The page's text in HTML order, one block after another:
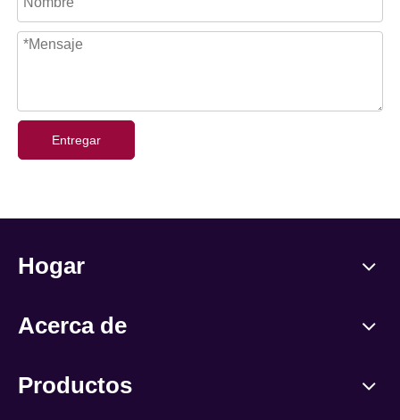
Entregar
Hogar
Acerca de
Productos